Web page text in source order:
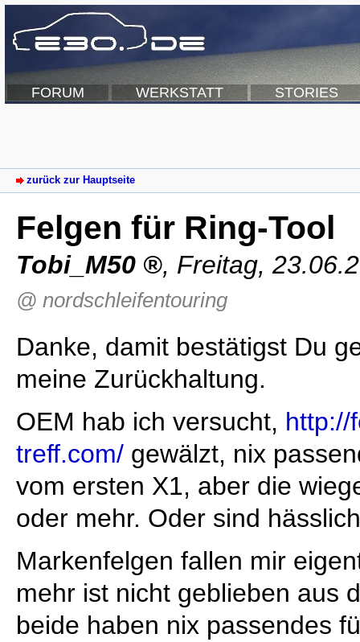
FORUM WERKSTATT STORIES
zurück zur Hauptseite
Felgen für Ring-Tool
Tobi_M50 , Freitag,
@ nordschleifentouring
Danke, damit bestätigst Du
meine Zurückhaltung.
OEM hab ich versucht, http://
treff.com/ gewälzt, nix
vom ersten X1, aber die
oder mehr. Oder sind
Markenfelgen fallen mir
mehr ist nicht geblieben aus
beide haben nix passendes